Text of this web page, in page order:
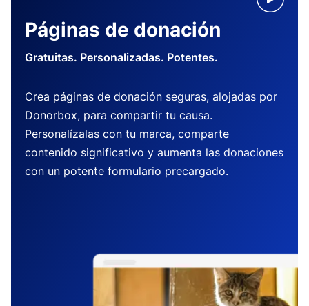
Páginas de donación
Gratuitas. Personalizadas. Potentes.
Crea páginas de donación seguras, alojadas por
Donorbox, para compartir tu causa.
Personalízalas con tu marca, comparte
contenido significativo y aumenta las donaciones
con un potente formulario precargado.